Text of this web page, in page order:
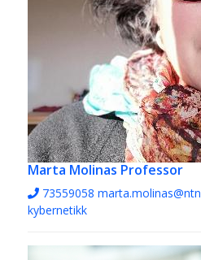
Marta Molinas Professor
73559058
kybernetikk